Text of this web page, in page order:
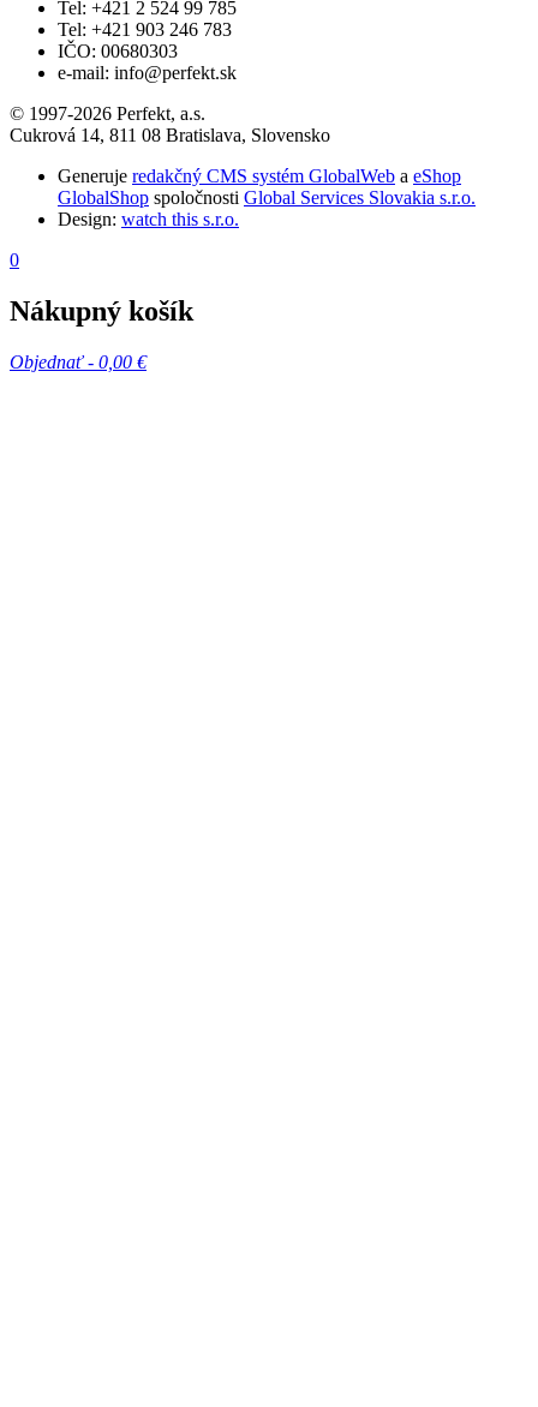
Tel: +421 2 524 99 785
Tel: +421 903 246 783
IČO: 00680303
e-mail: info@perfekt.sk
© 1997-2026 Perfekt, a.s.
Cukrová 14, 811 08 Bratislava, Slovensko
Generuje redakčný CMS systém GlobalWeb a eShop
GlobalShop spoločnosti Global Services Slovakia s.r.o.
Design: watch this s.r.o.
0
Nákupný košík
Objednať - 0,00 €